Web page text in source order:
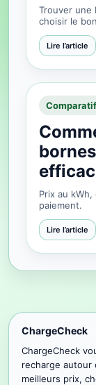
Trouver une
choisir le
Lire l’article
Comparatif
Prix au
paiement.
Lire l’article
ChargeCheck
ChargeCheck
recharge autour
meilleurs prix,